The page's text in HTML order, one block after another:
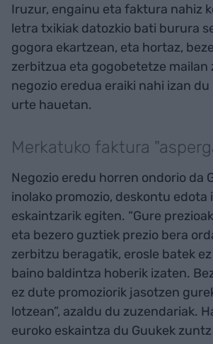
Iruzur, engainu eta faktura nahiz
letra txikiak datozkio bati burura
gogora ekartzean, eta hortaz,
zerbitzua eta gogobetetze
negozio eredua eraiki nahi izan du
urte hauetan.
Merkatuko faktura
Negozio eredu horren ondorio da
inolako promozio, deskontu edota
eskaintzarik egiten. “Gure
eta bezero guztiek prezio bera
zerbitzu beragatik, erosle batek
baino baldintza hoberik izaten.
ez dute promoziorik jasotzen
lotzean”, azaldu du zuzendariak.
euroko eskaintza du Guukek